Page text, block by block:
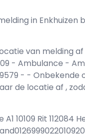
in
van melding
- Ambulance -
- - Onbekende
de locatie af ,
10109 Rit 112084